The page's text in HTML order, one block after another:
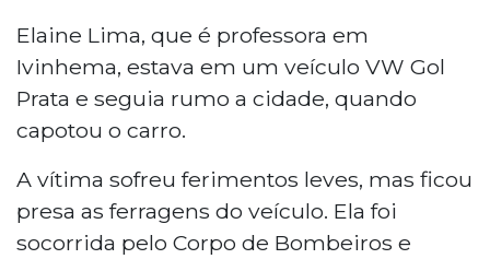
Elaine Lima, que é professora em
Ivinhema, estava em um veículo VW Gol
Prata e seguia rumo a cidade, quando
capotou o carro.
A vítima sofreu ferimentos leves, mas ficou
presa as ferragens do veículo. Ela foi
socorrida pelo Corpo de Bombeiros e